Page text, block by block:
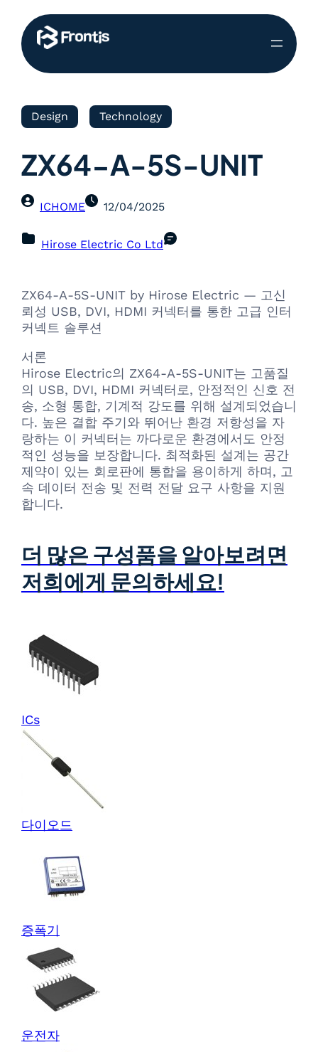
Design Technology
ZX64-A-5S-UNIT
ICHOME 12/04/2025
Hirose Electric Co Ltd
ZX64-A-5S-UNIT by Hirose Electric — 고신
뢰성 USB, DVI, HDMI 커넥터를 통한 고급 인터
커넥트 솔루션
서론
Hirose Electric의 ZX64-A-5S-UNIT는 고품질
의 USB, DVI, HDMI 커넥터로, 안정적인 신호 전
송, 소형 통합, 기계적 강도를 위해 설계되었습니
다. 높은 결합 주기와 뛰어난 환경 저항성을 자
랑하는 이 커넥터는 까다로운 환경에서도 안정
적인 성능을 보장합니다. 최적화된 설계는 공간
제약이 있는 회로판에 통합을 용이하게 하며, 고
속 데이터 전송 및 전력 전달 요구 사항을 지원
합니다.
더 많은 구성품을 알아보려면
저희에게 문의하세요!
ICs
다이오드
증폭기
운전자